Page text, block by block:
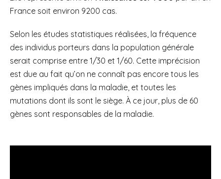
France soit environ 9200 cas.
Selon les études statistiques réalisées, la fréquence
des individus porteurs dans la population générale
serait comprise entre 1/30 et 1/60. Cette imprécision
est due au fait qu’on ne connaît pas encore tous les
gènes impliqués dans la maladie, et toutes les
mutations dont ils sont le siège. À ce jour, plus de 60
gènes sont responsables de la maladie.